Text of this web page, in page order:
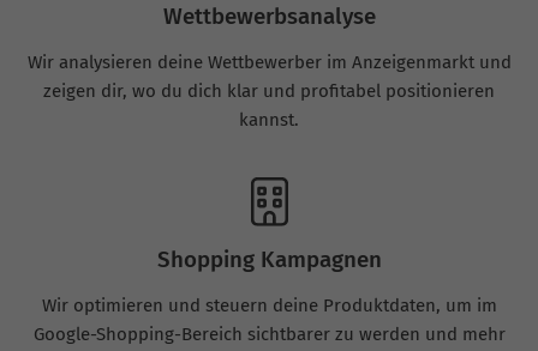
Wettbewerbsanalyse
Wir analysieren deine Wettbewerber im Anzeigenmarkt und
zeigen dir, wo du dich klar und profitabel positionieren
kannst.
Shopping Kampagnen
Wir optimieren und steuern deine Produktdaten, um im
Google-Shopping-Bereich sichtbarer zu werden und mehr